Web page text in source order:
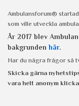
Ambulansforum®
som ville utveckla
År 2017 blev
bakgrunden här.
Har du några frågor så
Skicka gärna
vara helt anonym